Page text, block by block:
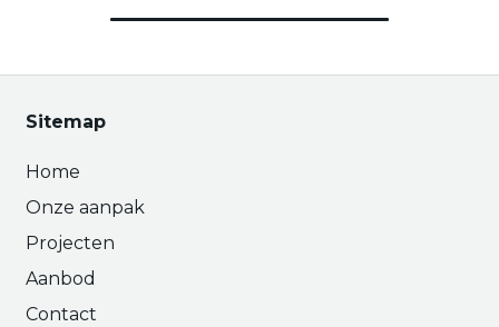
Sitemap
Home
Onze aanpak
Projecten
Aanbod
Contact